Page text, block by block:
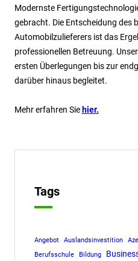
Modernste
gebracht. Die Entscheidung des
Automobilzulieferers ist das
professionellen Betreuung.
ersten Überlegungen bis zur
darüber hinaus begleitet.
Mehr erfahren Sie hier.
Tags
Angebot Auslandsinvestition
Berufsschule
Bildung